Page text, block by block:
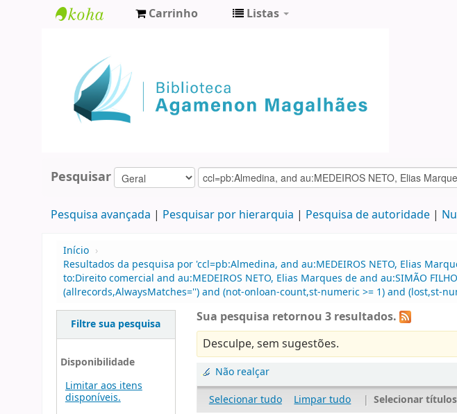
Agamenon
Magalhães
Carrinho Listas
Pesquisar
Pesquisa avançada Pesquisar por hierarquia Pesquisa de autoridade
Início ›
Resultados da pesquisa por 'ccl=pb:Almedina, and au:MEDEIROS NETO, Elias
to:Direito comercial and au:MEDEIROS NETO, Elias Marques de and au:SIMÃO
(allrecords,AlwaysMatches='') and (not-onloan-count,st-numeric >= 1) and (lost,st-
Filtre sua pesquisa
Disponibilidade
Limitar aos itens
disponíveis.
Sua pesquisa retornou 3 resultados.
Desculpe, sem sugestões.
Não realçar
Selecionar tudo
Limpar tudo | Selecionar